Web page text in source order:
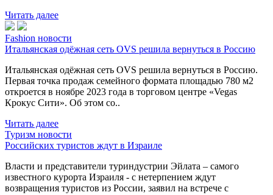
Читать далее
Fashion новости
Итальянская одёжная сеть OVS решила вернуться в Россию
Итальянская одёжная сеть OVS решила вернуться в Россию.
Первая точка продаж семейного формата площадью 780 м2
откроется в ноябре 2023 года в торговом центре «Vegas
Крокус Сити». Об этом со..
Читать далее
Туризм новости
Российских туристов ждут в Израиле
Власти и представители туриндустрии Эйлата – самого
известного курорта Израиля - с нетерпением ждут
возвращения туристов из России, заявил на встрече с